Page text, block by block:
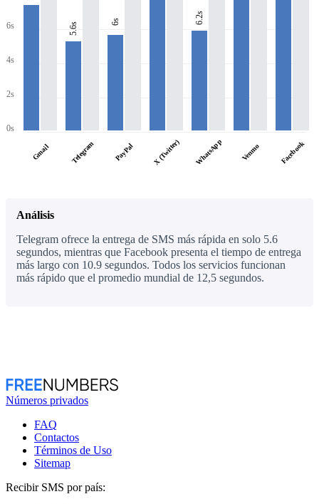
6s
4s
2s
0s
Gmail
5.6s
Telegram
6s
PayPal X (Twitter)
6.2s
WhatsApp Venmo Facebook
Análisis
Telegram ofrece la entrega de SMS más rápida en solo 5.6
segundos, mientras que Facebook presenta el tiempo de entrega
más largo con 10.9 segundos. Todos los servicios funcionan
más rápido que el promedio mundial de 12,5 segundos.
Números privados
FAQ
Contactos
Términos de Uso
Sitemap
Recibir SMS por país: